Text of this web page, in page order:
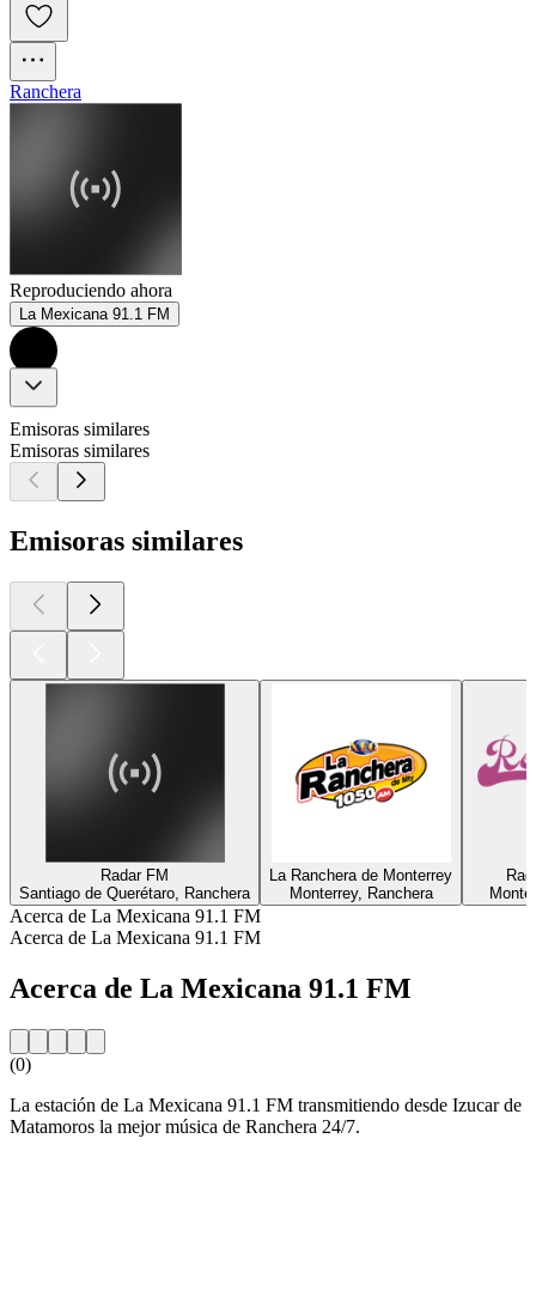
Ranchera
Reproduciendo ahora
La Mexicana 91.1 FM
Emisoras similares
Emisoras similares
Emisoras similares
Radar FM
Santiago de Querétaro, Ranchera
La Ranchera de Monterrey
Monterrey, Ranchera
Acerca de La Mexicana 91.1 FM
Acerca de La Mexicana 91.1 FM
Acerca de La Mexicana 91.1 FM
(0)
La estación de La Mexicana 91.1 FM transmitiendo desde Izucar de
Matamoros la mejor música de Ranchera 24/7.